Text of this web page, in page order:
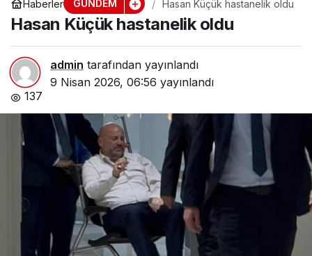
Haberler GÜNDEM Hasan Küçük hastanelik oldu
Hasan Küçük hastanelik oldu
admin tarafından yayınlandı
9 Nisan 2026, 06:56 yayınlandı
137